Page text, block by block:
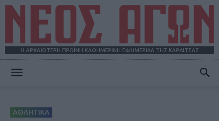
Η ΑΡΧΑΙΟΤΕΡΗ ΠΡΩΪΝΗ ΚΑΘΗΜΕΡΙΝΗ ΕΦΗΜΕΡΙΔΑ ΤΗΣ ΚΑΡΔΙΤΣΑΣ
ΑΘΛΗΤΙΚΑ